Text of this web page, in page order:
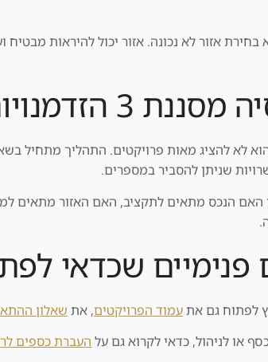
בחירת אזור לא נכונה. אזור יכול להיראות
3 הזדמנויות
לא להציג מאות פרויקטים. התהליך מתחיל
שניתן להסביר במספרים.
האם הנכס מתאים לתקציב, האם האזור מתאים
פנימיים שכדאי
לפתוח גם אתעמוד הפרויקטים, את שאלון
או לניהול, כדאי לקרוא גם על העברת כספים